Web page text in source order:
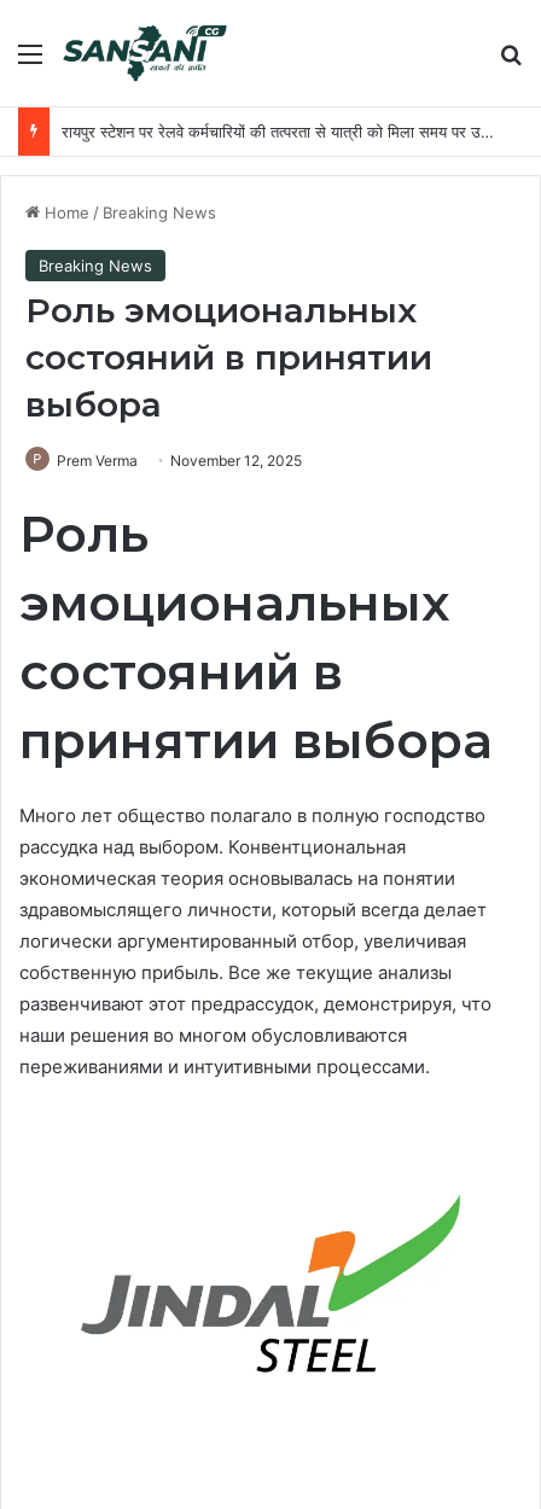
Menu
रायपुर स्टेशन पर रेलवे कर्मचारियों की तत्परता से यात्री को मिला समय पर उपचार
Home / Breaking News
Breaking News
Роль эмоциональных
состояний в принятии
выбора
Prem Verma November 12, 2025
Роль
эмоциональных
состояний в
принятии выбора
Много лет общество полагало в полную господство
рассудка над выбором. Конвентциональная
экономическая теория основывалась на понятии
здравомыслящего личности, который всегда делает
логически аргументированный отбор, увеличивая
собственную прибыль. Все же текущие анализы
развенчивают этот предрассудок, демонстрируя, что
наши решения во многом обусловливаются
переживаниями и интуитивными процессами.